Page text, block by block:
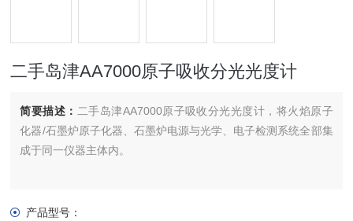
二手岛津AA7000原子吸收分光光度计
简要描述： 二手岛津AA7000原子吸收分光光度计，将火焰原子
化器/石墨炉原子化器、石墨炉电源与光学、电子检测系统全部集
成于同一仪器主体内。
产品型号：